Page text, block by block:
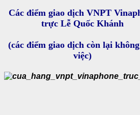
Các điểm giao dịch VNPT
trực Lễ Quốc Khánh
(các điểm giao dịch còn lại
việc)